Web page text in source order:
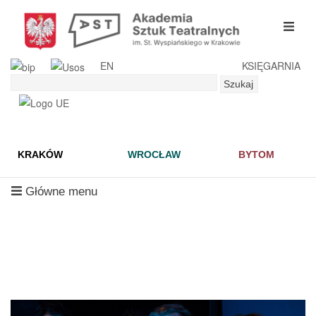
EN
KSIĘGARNIA
Szukaj
KRAKÓW WROCŁAW BYTOM
mobilne
Główne menu